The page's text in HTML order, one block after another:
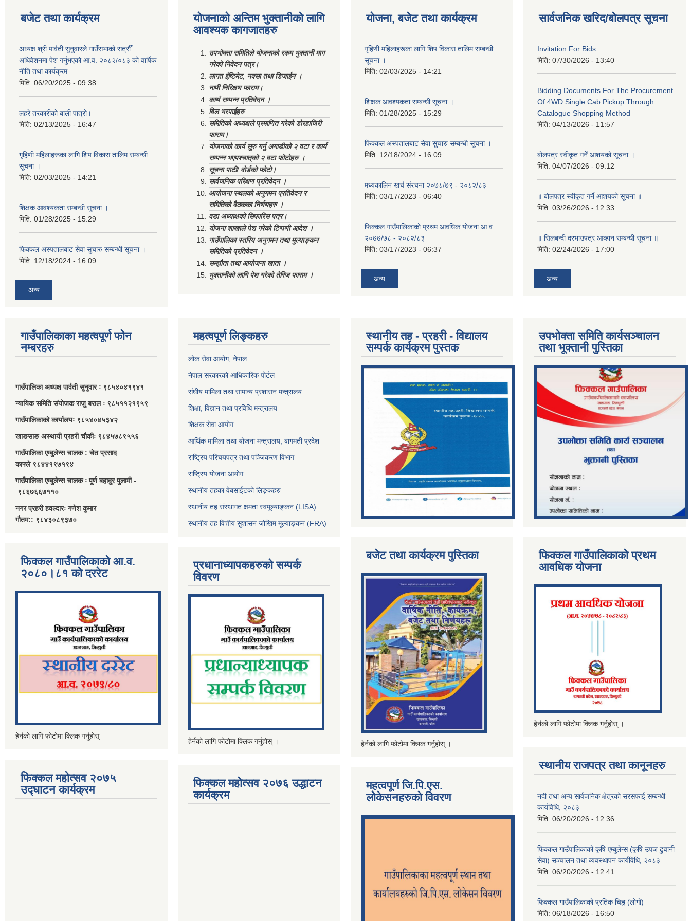
बजेट तथा कार्यक्रम
अध्यक्ष श्री पार्वती सुनुवारले गाउँसभाको सत्रौँ
अधिवेशनमा पेश गर्नुभएको आ.व. २०८२/०८३ को वार्षिक
नीति तथा कार्यक्रम
मिति: 06/20/2025 - 09:38
लहरे तरकारीको बाली पात्रो।
मिति: 02/13/2025 - 16:47
गृहिणी महिलाहरूका लागि शिप विकास तालिम सम्बन्धी
सूचना ‌।
मिति: 02/03/2025 - 14:21
शिक्षक आवश्यकता सम्बन्धी सूचना ।
मिति: 01/28/2025 - 15:29
फिक्कल अस्पतालबाट सेवा सुचारु सम्बन्धी सूचना ।
मिति: 12/18/2024 - 16:09
अन्य
योजनाको अन्तिम भुक्तानीको लागि
आवश्यक कागजातहरु
उपभोक्ता समितिले योजनाको रकम भुक्तानी माग
गरेको निवेदन पत्र।
लागत ईष्टिमेट, नक्सा तथा डिजाईन ।
नापी निरिक्षण फाराम।
कार्य सम्पन्न प्रतिवेदन ।
विल भरपाईहरु
समितिको अध्यक्षले प्रमाणित गरेको डोरहाजिरी
फाराम।
योजनाको कार्य सुरु गर्नु अगाडीको २ वटा र कार्य
सम्पन्न भएपश्चात्‌को २ वटा फोटोहरु ।
सूचना पाटी/ वोर्डको फोटो।
सार्वजनिक परिक्षण प्रतिवेदन ।
आयोजना स्थलको अनुगमन प्रतिवेदन र
समितिको वैठकका निर्णयहरु ।
वडा अध्याक्षको सिफारिस पत्र।
योजना शाखाले पेश गरेको टिप्पणी आदेश ।
गाउँपालिका स्तरिय अनुगमन तथा मुल्याङ्कन
समितिको प्रतिवेदन ।
सम्झौता तथा आयोजना खाता ।
भुक्तानीको लागि पेश गरेको तेरिज फाराम ।
योजना, बजेट तथा कार्यक्रम
गृहिणी महिलाहरूका लागि शिप विकास तालिम सम्बन्धी
सूचना ‌।
मिति: 02/03/2025 - 14:21
शिक्षक आवश्यकता सम्बन्धी सूचना ।
मिति: 01/28/2025 - 15:29
फिक्कल अस्पतालबाट सेवा सुचारु सम्बन्धी सूचना ।
मिति: 12/18/2024 - 16:09
मध्यकालिन खर्च संरचना २०७८/७९ - २०८२/८३
मिति: 03/17/2023 - 06:40
फिक्कल गाउँपालिकाको प्रथम आवधिक योजना आ.व.
२०७७/७८ - २०८२/८३
मिति: 03/17/2023 - 06:37
अन्य
सार्वजनिक खरिद/बोलपत्र सूचना
Invitation For Bids
मिति: 07/30/2026 - 13:40
Bidding Documents For The Procurement
Of 4WD Single Cab Pickup Through
Catalogue Shopping Method
मिति: 04/13/2026 - 11:57
बोलपत्र स्वीकृत गर्ने आशयको सूचना ।
मिति: 04/07/2026 - 09:12
॥ बोलपत्र स्वीकृत गर्ने आशयको सूचना ॥
मिति: 03/26/2026 - 12:33
॥ सिलबन्दी दरभाउपत्र आव्हान सम्बन्धी सूचना ॥
मिति: 02/24/2026 - 17:00
अन्य
गाउँपालिकाका महत्वपूर्ण फोन
नम्बरहरु
गाउँपालिका अध्यक्ष पार्वती सुनुवार ः ९८५४०४१९४१
न्यायिक समिति संयोजक राजु बराल ः ९८५११२१९५९
गाउँपालिकाको कार्यालयः ९८५४०४५३४२
खाङसाङ अस्थायी प्रहरी चौकीः ९८४५७८९५५६
गाउँपालिका एम्बुलेन्स चालक : चेत प्रसाद
काफ्ले ९८४४१९७१९४
गाउँपालिका एम्बुलेन्स चालक ः पूर्ण बहादुर पुलामी -
९८६७६६७११०
नगर प्रहरी हवल्दारः गणेश कुमार
गौतम:: ९८४३०८९३७०
फिक्कल गाउँपालिकाको आ.व.
२०८०।८१ को दररेट
हेर्नको लागि फोटोमा क्लिक गर्नुहोस्
फिक्कल महोत्सव २०७५
उद्घाटन कार्यक्रम
महत्वपूर्ण लिङ्कहरु
लोक सेवा आयोग, नेपाल
नेपाल सरकारको आधिकारिक पोर्टल
संघीय मामिला तथा सामान्य प्रशासन मन्त्रालय
शिक्षा, विज्ञान तथा प्रविधि मन्त्रालय
शिक्षक सेवा आयोग
आर्थिक मामिला तथा योजना मन्त्रालय, बागमती प्रदेश
राष्ट्रिय परिचयपत्र तथा पञ्जिकरण विभाग
राष्ट्रिय योजना आयोग
स्थानीय तहका वेबसाईटको लिङ्कहरु
स्थानीय तह संस्थागत क्षमता स्वमूल्याङ्कन (LISA)
स्थानीय तह वित्तीय सुशासन जोखिम मूल्याङ्कन (FRA)
प्रधानाध्यापकहरुको सम्पर्क
विवरण
हेर्नको लागि फोटोमा क्लिक गर्नुहोस् ।
फिक्कल महोत्सव २०७६ उद्धाटन
कार्यक्रम
स्थानीय तह - प्रहरी - विद्यालय
सम्पर्क कार्यक्रम पुुस्तक
बजेट तथा कार्यक्रम पुस्तिका
हेर्नको लागि फोटोमा क्लिक गर्नुहोस् ।
महत्वपूर्ण जि.पि.एस.
लोकेसनहरुको विवरण
उपभोक्ता समिति कार्यसञ्चालन
तथा भूक्तानी पु्स्तिका
फिक्कल गाउँपालिकाको प्रथम
आवधिक योजना
हेर्नको लागि फोटोमा क्लिक गर्नुहोस् ।
स्थानीय राजपत्र तथा कानूनहरु
नदी तथा अन्य सार्वजनिक क्षेत्रको सरसफाई सम्बन्धी
कार्यविधि, २०८३
मिति: 06/20/2026 - 12:36
फिक्कल गाउँपालिकाको कृषि एम्बुलेन्स (कृषि उपज ढुवानी
सेवा) सञ्चालन तथा व्यवस्थापन कार्यविधि, २०८३
मिति: 06/20/2026 - 12:41
फिक्कल गाउँपालिकाको प्रतिक चिह्न (लोगो)
मिति: 06/18/2026 - 16:50